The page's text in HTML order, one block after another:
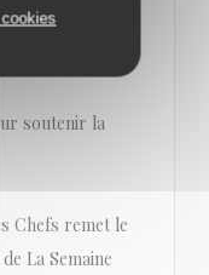
soutenir la
Chefs remet le
La Semaine